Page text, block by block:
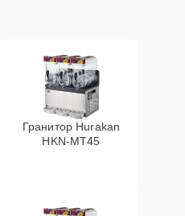
Гранитор Hurakan
HKN-MT45